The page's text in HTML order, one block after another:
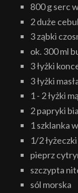
800 g serc
2 duże
3 ząbki
ok. 300 ml
3 łyżki
3 łyżki
1 - 2 łyżki
2 papryki
1 szklanka
1/2
pieprz
szczypta
sól morska